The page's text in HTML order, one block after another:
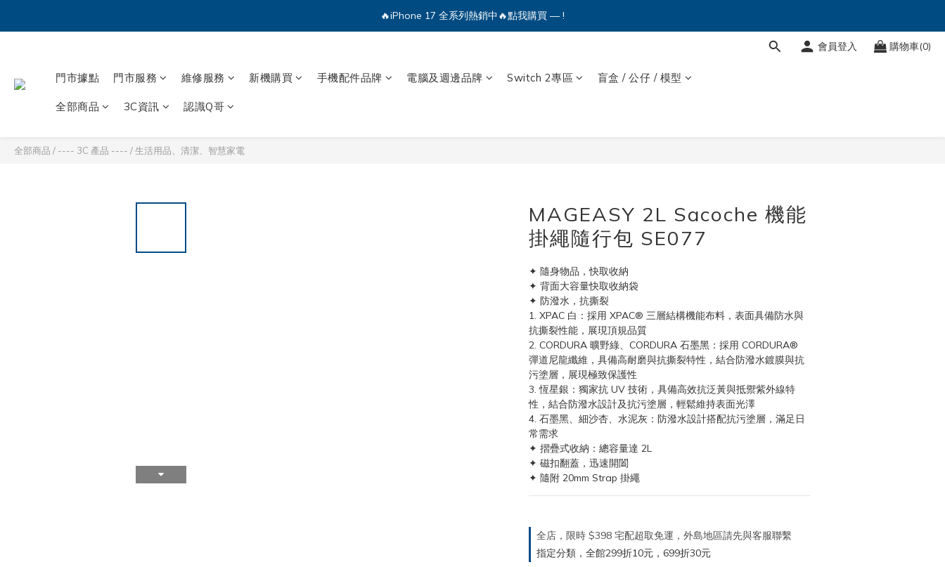
🔥iPhone 17 全系列熱銷中🔥點我購買 — !
💕加入Q哥 Line 新好友領優惠券！🎫
會員登入 購物車(0)
門市據點 門市服務 維修服務 新機購買 手機配件品牌 電腦及週邊品牌 Switch 2專區 盲盒 / 公仔 / 模型
全部商品 3C資訊 認識Q哥
全部商品 / ---- 3C 產品 ---- /生活用品、清潔、智慧家電
MAGEASY 2L Sacoche 機能
掛繩隨行包 SE077
✦ 隨身物品，快取收納
✦ 背面大容量快取收納袋
✦ 防潑水，抗撕裂
1. XPAC 白：採用 XPAC® 三層結構機能布料，表面具備防水與
抗撕裂性能，展現頂規品質
2. CORDURA 曠野綠、CORDURA 石墨黑：採用 CORDURA®
彈道尼龍纖維，具備高耐磨與抗撕裂特性，結合防潑水鍍膜與抗
污塗層，展現極致保護性
3. 恆星銀：獨家抗 UV 技術，具備高效抗泛黃與抵禦紫外線特
性，結合防潑水設計及抗污塗層，輕鬆維持表面光澤
4. 石墨黑、細沙杏、水泥灰：防潑水設計搭配抗污塗層，滿足日
常需求
✦ 摺疊式收納：總容量達 2L
✦ 磁扣翻蓋，迅速開闔
✦ 隨附 20mm Strap 掛繩
全店，限時 $398 宅配超取免運，外島地區請先與客服聯繫
指定分類，全館299折10元，699折30元